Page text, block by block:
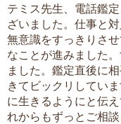
テミス先生、電話鑑
ざいました。仕事と
無意識をすっきりさ
なことが進みました
ました。鑑定直後に
きてビックリしてい
に生きるようにと伝
れからもずっとご相談